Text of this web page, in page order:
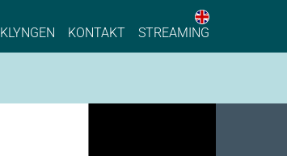
Industry
KONTAKT STREAMING
English